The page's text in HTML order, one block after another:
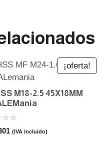
¡oferta!
M18-2.5 45X18MM
El
(IVA incluido)